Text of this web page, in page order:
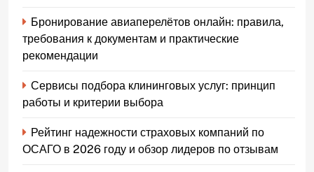
Бронирование авиаперелётов онлайн: правила,
требования к документам и практические
рекомендации
Сервисы подбора клининговых услуг: принцип
работы и критерии выбора
Рейтинг надежности страховых компаний по
ОСАГО в 2026 году и обзор лидеров по отзывам